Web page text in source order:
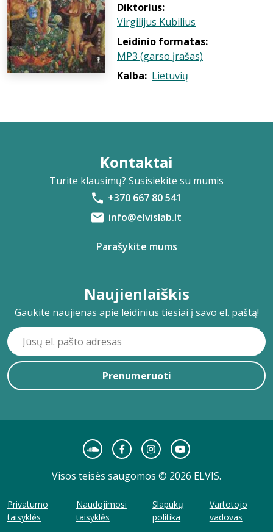
Diktorius:
Virgilijus Kubilius
Leidinio formatas:
MP3 (garso įrašas)
Kalba: Lietuvių
Kontaktai
Turite klausimų? Susisiekite su mumis
+370 667 80 541
info@elvislab.lt
Parašykite mums
Naujienlaiškis
Gaukite naujienas apie leidinius tiesiai į savo el. paštą!
Prenumeruoti
Visos teisės saugomos © 2026 ELVIS.
Privatumo
taisyklės
Naudojimosi
taisyklės
Slapukų
politika
Vartotojo
vadovas